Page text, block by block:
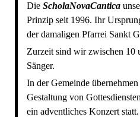
Die ScholaNovaCantica
Prinzip seit 1996. Ihr
der damaligen Pfarrei Sankt
Zurzeit sind wir zwischen 10
Sänger.
In der Gemeinde
Gestaltung von
ein adventliches Konzert statt.